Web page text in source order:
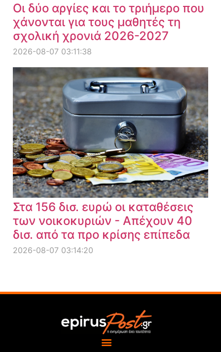
Οι δύο αργίες και το τριήμερο που
χάνονται για τους μαθητές τη
σχολική χρονιά 2026-2027
2026-08-07 03:11:38
Στα 156 δισ. ευρώ οι καταθέσεις
των νοικοκυριών - Απέχουν 40
δισ. από τα προ κρίσης επίπεδα
2026-08-07 03:14:20